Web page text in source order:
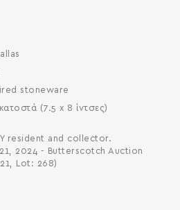
stoneware
(7.5 x 8 ίντσες)
resident and collector.
2024 - Butterscotch Auction
Lot: 268)